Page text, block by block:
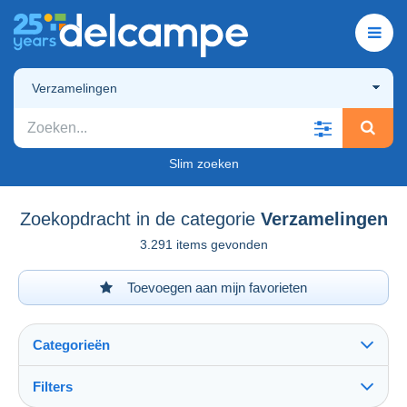
Verzamelingen
Slim zoeken
Zoekopdracht in de categorie Verzamelingen
3.291 items gevonden
Toevoegen aan mijn favorieten
Categorieën
Filters